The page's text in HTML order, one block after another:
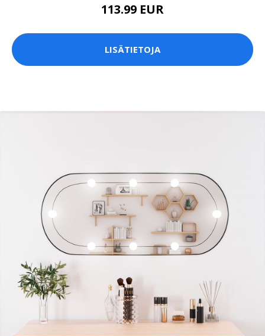
113.99 EUR
LISÄTIETOJA